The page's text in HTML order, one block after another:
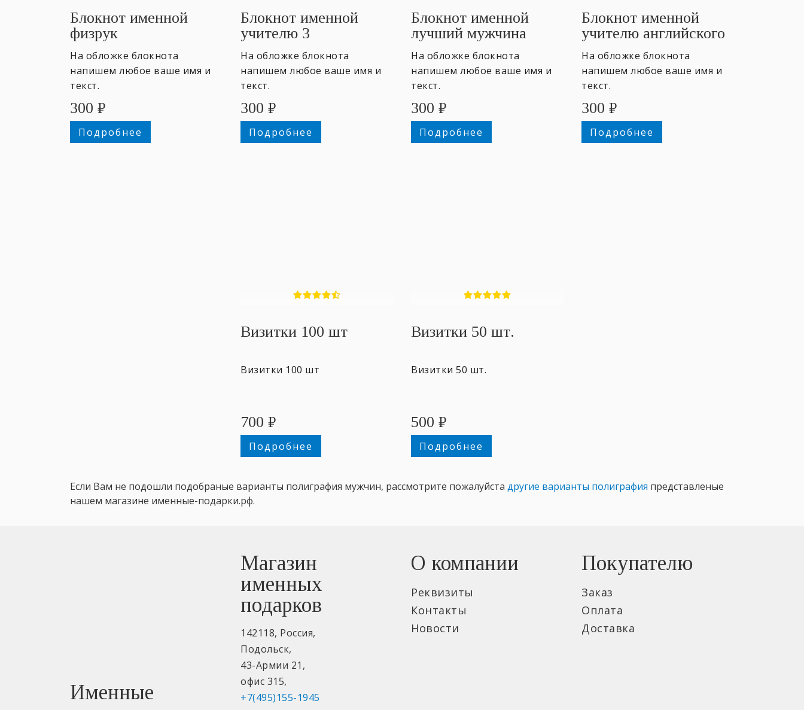
Блокнот именной
физрук
На обложке блокнота
напишем любое ваше имя и
текст.
300 ₽
Подробнее
Блокнот именной
учителю 3
На обложке блокнота
напишем любое ваше имя и
текст.
300 ₽
Подробнее
Блокнот именной
лучший мужчина
На обложке блокнота
напишем любое ваше имя и
текст.
300 ₽
Подробнее
Блокнот именной
учителю английского
#3
На обложке блокнота
напишем любое ваше имя и
текст.
300 ₽
Подробнее
Визитки 100 шт
Визитки 100 шт
700 ₽
Подробнее
Визитки 50 шт.
Визитки 50 шт.
500 ₽
Подробнее
Если Вам не подошли подобраные варианты полиграфия мужчин, рассмотрите пожалуйста другие варианты полиграфия представленые
нашем магазине именные-подарки.рф.
Именные
Магазин
именных
подарков
142118, Россия,
Подольск,
43-Армии 21 ,
офис 315,
+7(495)155-1945
О компании
Реквизиты
Контакты
Новости
Покупателю
Заказ
Оплата
Доставка